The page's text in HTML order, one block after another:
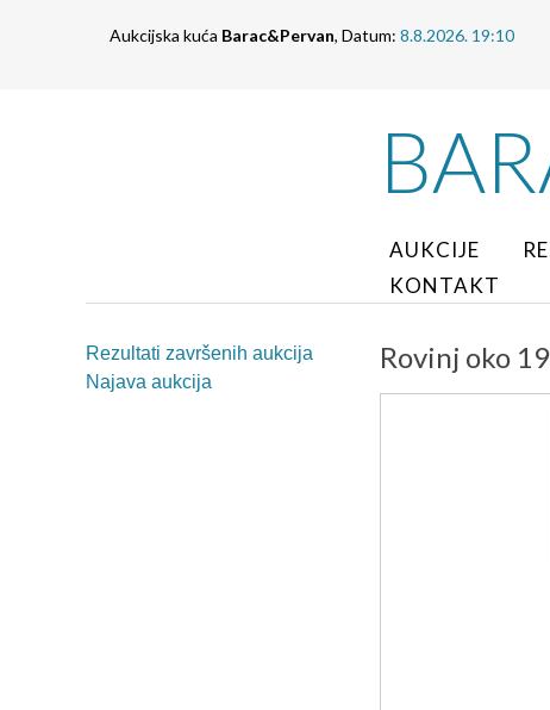
Aukcijska kuća Barac&Pervan, Datum: 8.8.2026. 19:10
AUKCIJE
KONTAKT
Rezultati završenih aukcija
Najava aukcija
Rovinj oko